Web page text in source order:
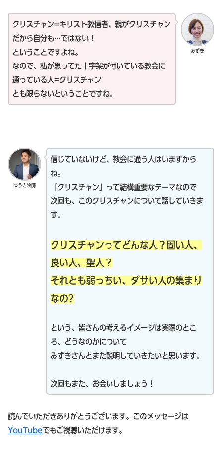
みずき
クリスチャン=キリスト教信者、親がクリスチャン
だから自分も…ではない！
ということですよね。
なので、私が思ってた十字架が付いている教会に
通っている人=クリスチャン
とも限らないということですね。
ゆうき牧師
信じていないけど、教会に通う人はいますから
ね。
「クリスチャン」って結構重要なテーマなので
次回も、このクリスチャンについて話していきま
す。
クリスチャンってどんな人？固い人、
良い人、聖人？
それとも弱っちい、ダサい人の集まり
なの?
という、皆さんの考えるイメージは実際のとこ
ろ、どうなのかについて
みずきさんとまた説明していきたいと思います。
次回もまた、お会いしましょう！
読んでいただきありがとうございます。このメッセージは
YouTubeでもご視聴いただけます。